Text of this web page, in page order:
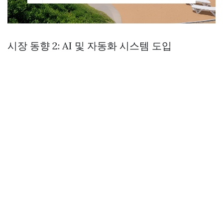
시장 동향 2: AI 및 자동화 시스템 도입